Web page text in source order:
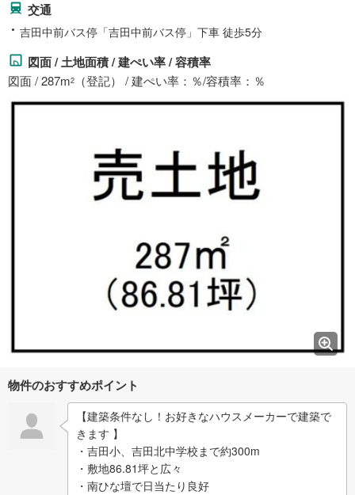
交通
吉田中前バス停「吉田中前バス停」下車 徒歩5分
図面 / 土地面積 / 建ぺい率 / 容積率
図面 / 287m2 （登記） / 建ぺい率：％/容積率：％
物件のおすすめポイント
【建築条件なし！お好きなハウスメーカーで建築で
きます 】
・吉田小、吉田北中学校まで約300m
・敷地86.81坪と広々
・南ひな壇で日当たり良好